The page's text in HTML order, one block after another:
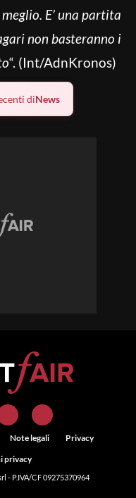
E’ una partita
non basteranno i
“. (Int/AdnKronos)
diNews
Note legali
Privacy
privacy
- P.IVA/CF 09275370964